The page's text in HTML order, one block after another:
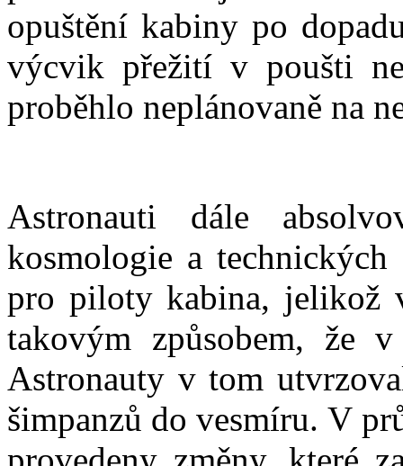
opuštění kabiny po
výcvik přežití v poušti
proběhlo neplánovaně na
Astronauti dále
kosmologie a
pro piloty kabina, jelikož
takovým způsobem, že
Astronauty v tom
šimpanzů do vesmíru. V